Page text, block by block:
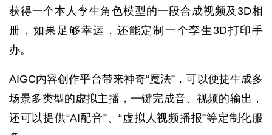
业
界
人
智
能
获得一个本人孪生角色模型的一段合成视频及3D相
册，如果足够幸运，还能定制一个孪生3D打印手
办。
AIGC内容创作平台带来神奇“魔法”，可以便捷生成多
场景多类型的虚拟主播，一键完成音、视频的输出，
还可以提供“AI配音”、“虚拟人视频播报”等定制化服